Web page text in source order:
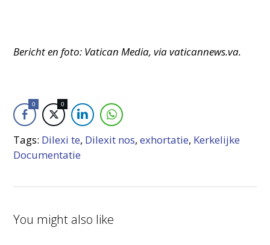
Bericht en foto: Vatican Media, via vaticannews.va.
0 0
Tags: Dilexi te, Dilexit nos,exhortatie, Kerkelijke
Documentatie
You might also like